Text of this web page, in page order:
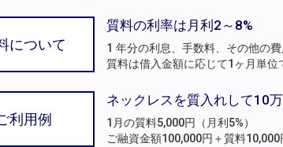
について
質料の利率は月利2～8%
1 年分の利息、手数料、その他の
質料は借入金額に応じて1ヶ月単位
利用例
ネックレスを質入れして10
1月の質料5,000円（月利5%）
ご融資金額100,000円＋質料